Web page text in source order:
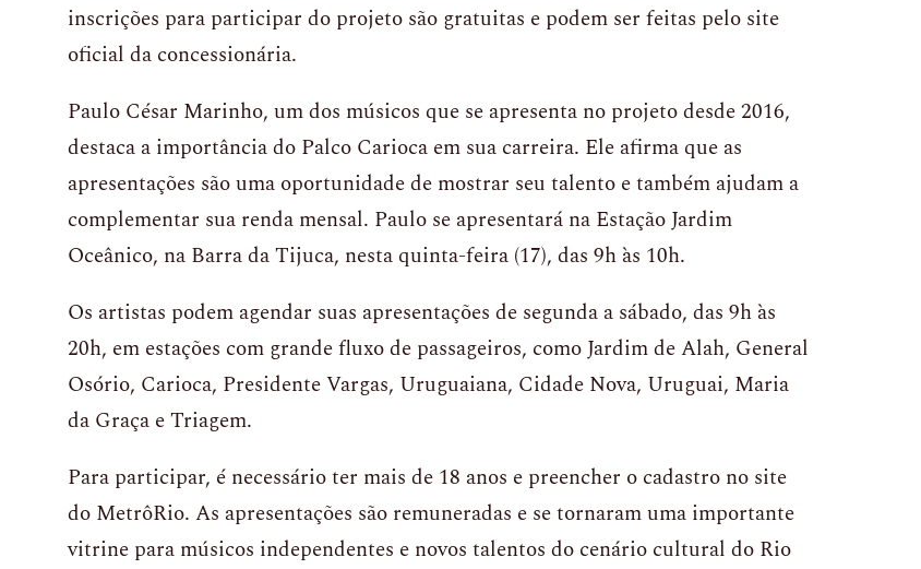
inscrições para participar do projeto são gratuitas e podem ser feitas pelo site
oficial da concessionária.
Paulo César Marinho, um dos músicos que se apresenta no projeto desde 2016,
destaca a importância do Palco Carioca em sua carreira. Ele afirma que as
apresentações são uma oportunidade de mostrar seu talento e também ajudam a
complementar sua renda mensal. Paulo se apresentará na Estação Jardim
Oceânico, na Barra da Tijuca, nesta quinta-feira (17), das 9h às 10h.
Os artistas podem agendar suas apresentações de segunda a sábado, das 9h às
20h, em estações com grande fluxo de passageiros, como Jardim de Alah, General
Osório, Carioca, Presidente Vargas, Uruguaiana, Cidade Nova, Uruguai, Maria
da Graça e Triagem.
Para participar, é necessário ter mais de 18 anos e preencher o cadastro no site
do MetrôRio. As apresentações são remuneradas e se tornaram uma importante
vitrine para músicos independentes e novos talentos do cenário cultural do Rio